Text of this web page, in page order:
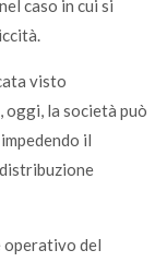
caso in cui si
visto
oggi, la società può
il
operativo del